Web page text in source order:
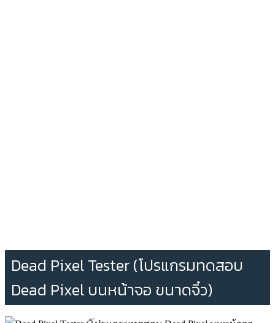
Dead Pixel Tester (โปรแกรมทดสอบ
Dead Pixel บนหน้าจอ ขนาดจิ๋ว)